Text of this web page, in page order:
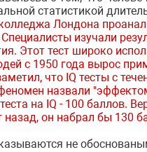
статистикой
Лондона
изучали
Этот тест широко
с 1950 года вырос
что IQ тесты с
назвали
на IQ - 100 баллов.
назад, он набрал бы 130
не